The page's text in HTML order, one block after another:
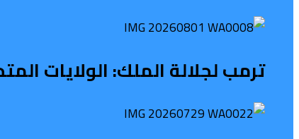
ترمب لجلالة الملك: الولايات